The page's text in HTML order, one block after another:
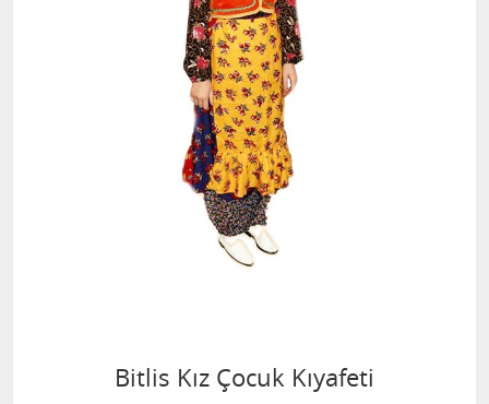
Bitlis Kız Çocuk Kıyafeti